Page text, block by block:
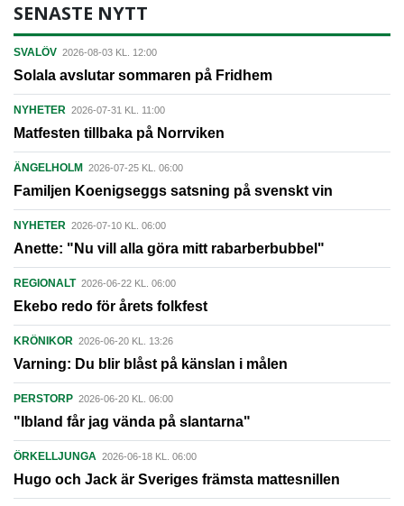
SENASTE NYTT
SVALÖV 2026-08-03 KL. 12:00
Solala avslutar sommaren på Fridhem
NYHETER 2026-07-31 KL. 11:00
Matfesten tillbaka på Norrviken
ÄNGELHOLM 2026-07-25 KL. 06:00
Familjen Koenigseggs satsning på svenskt vin
NYHETER 2026-07-10 KL. 06:00
Anette: "Nu vill alla göra mitt rabarberbubbel"
REGIONALT 2026-06-22 KL. 06:00
Ekebo redo för årets folkfest
KRÖNIKOR 2026-06-20 KL. 13:26
Varning: Du blir blåst på känslan i målen
PERSTORP 2026-06-20 KL. 06:00
"Ibland får jag vända på slantarna"
ÖRKELLJUNGA 2026-06-18 KL. 06:00
Hugo och Jack är Sveriges främsta mattesnillen